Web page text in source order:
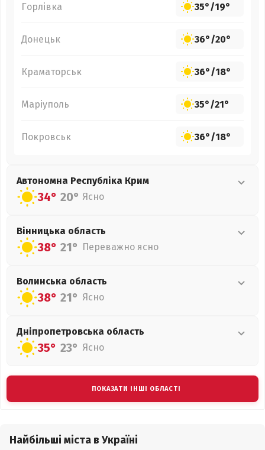
Горлівка 35°/19°
Донецьк 36°/20°
Краматорськ 36°/18°
Маріуполь 35°/21°
Покровськ 36°/18°
Автономна Республіка Крим
34° 20° Ясно
Вінницька область
38° 21° Переважно ясно
Волинська область
38° 21° Ясно
Дніпропетровська область
35° 23° Ясно
ПОКАЗАТИ ІНШІ ОБЛАСТІ
Найбільші міста в Україні